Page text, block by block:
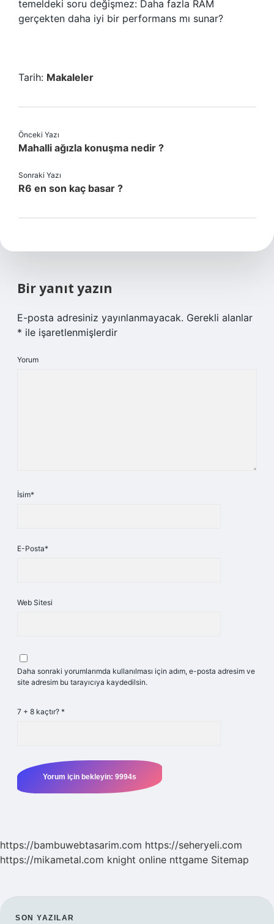
temeldeki soru değişmez: Daha fazla RAM
gerçekten daha iyi bir performans mı sunar?
Tarih: Makaleler
Önceki Yazı
Mahalli ağızla konuşma nedir ?
Sonraki Yazı
R6 en son kaç basar ?
Bir yanıt yazın
E-posta adresiniz yayınlanmayacak. Gerekli alanlar
* ile işaretlenmişlerdir
Yorum
İsim*
E-Posta*
Web Sitesi
Daha sonraki yorumlarımda kullanılması için adım, e-posta adresim ve
site adresim bu tarayıcıya kaydedilsin.
7 + 8 kaçtır? *
https://bambuwebtasarim.com https://seheryeli.com
https://mikametal.com knight online nttgame Sitemap
SON YAZILAR